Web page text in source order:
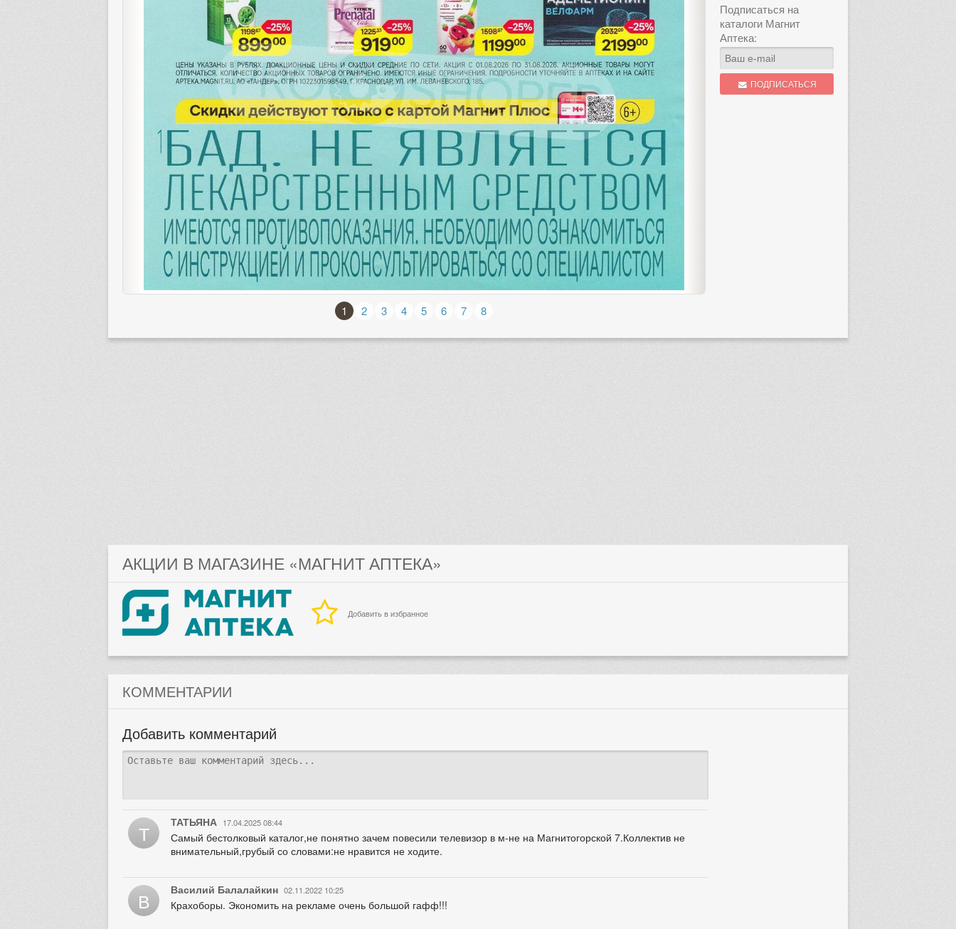
1 2 3 4 5 6 7 8
Подписаться на
каталоги Магнит
Аптека:
ПОДПИСАТЬСЯ
АКЦИИ В МАГАЗИНЕ «МАГНИТ АПТЕКА»
Добавить в избранное
КОММЕНТАРИИ
Добавить комментарий
Т ТАТЬЯНА 17.04.2025 08:44
Самый бестолковый каталог,не понятно зачем повесили телевизор в м-не на Магнитогорской 7.Коллектив не
внимательный,грубый со словами:не нравится не ходите.
В Василий Балалайкин 02.11.2022 10:25
Крахоборы. Экономить на рекламе очень большой гафф!!!